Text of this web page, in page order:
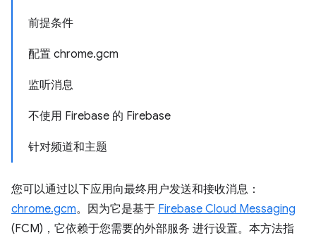
前提条件
配置 chrome.gcm
监听消息
不使用 Firebase 的 Firebase
针对频道和主题
您可以通过以下应用向最终用户发送和接收消息：
chrome.gcm。因为它是基于 Firebase Cloud Messaging
(FCM)，它依赖于您需要的外部服务 进行设置。本方法指